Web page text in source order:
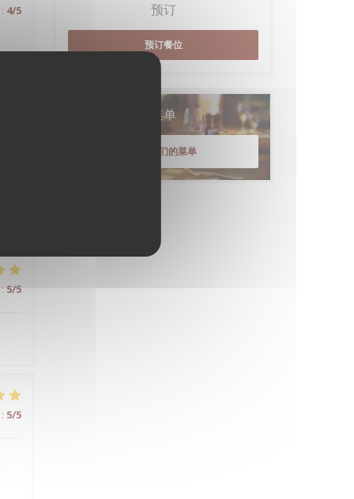
: 4/5
: 5/5
: 5/5
预订
预订餐位
菜单
发现我们的菜单